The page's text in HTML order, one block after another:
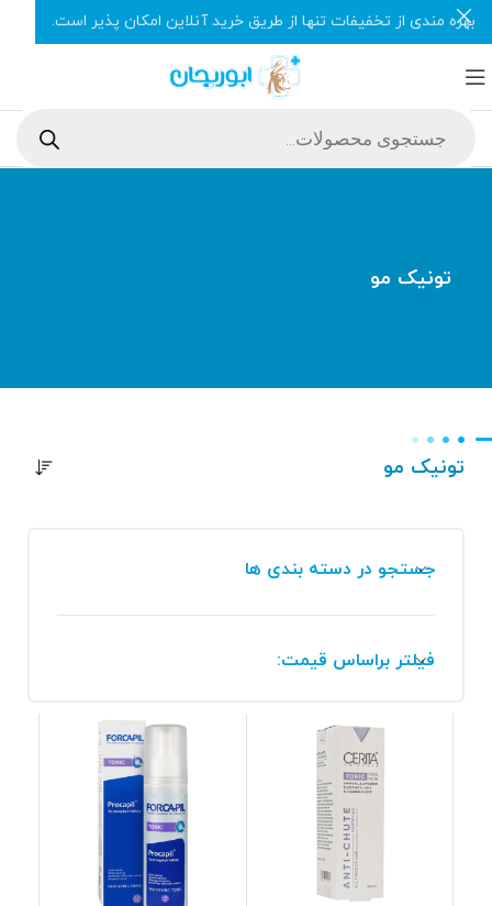
تونیک مو
تونیک مو
جستجو در دسته بندی ها
فیلتر براساس قیمت:
بهره مندی از تخفیفات تنها از طریق خرید آنلاین امکان پذیر است.